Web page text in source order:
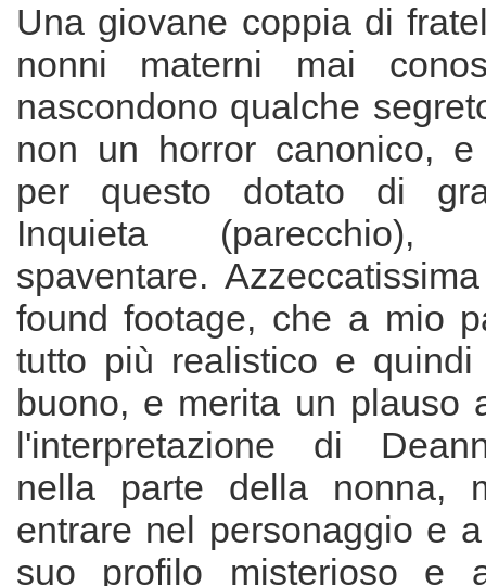
Una giovane coppia di
nonni materni mai
nascondono qualche
non un horror canonico,
per questo dotato di
Inquieta
spaventare.
found footage, che a mio
tutto più realistico e quindi
buono, e merita un plauso
l'interpretazione di
nella parte della nonna,
entrare nel personaggio e
suo profilo misterioso e